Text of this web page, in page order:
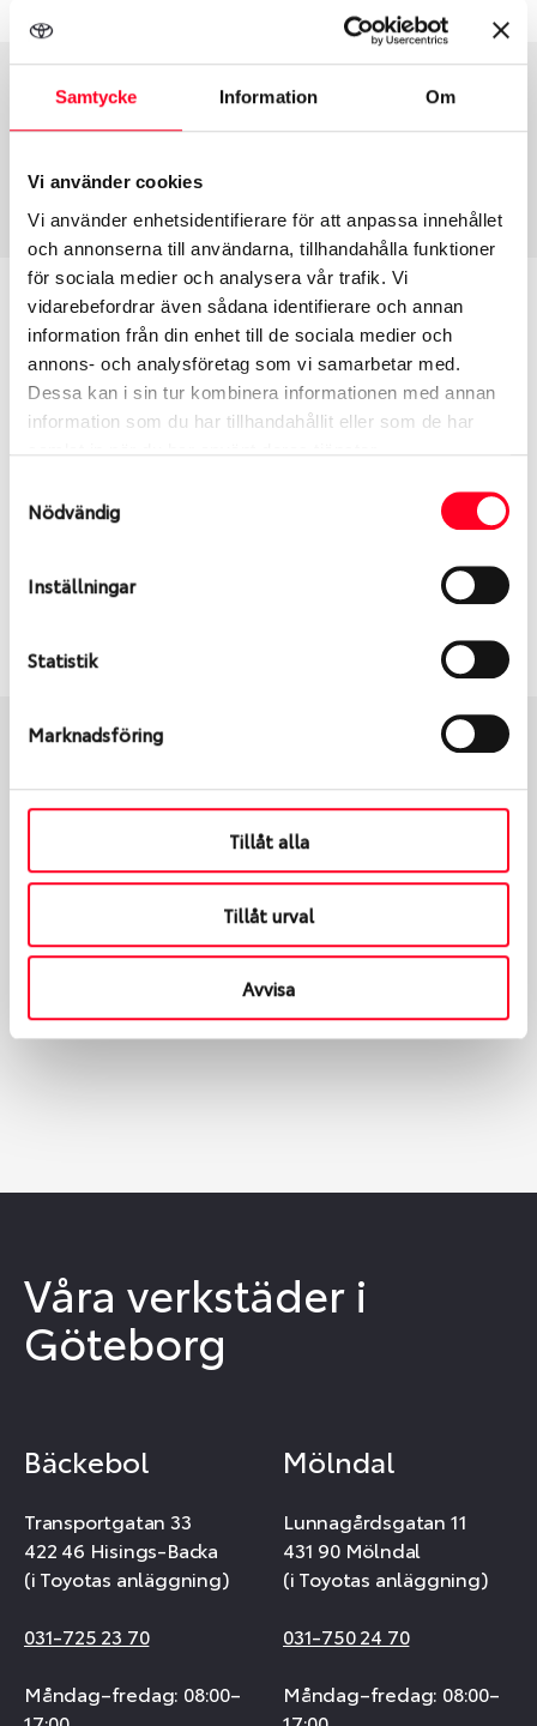
Samtycke Information Om
Vi använder cookies
Vi använder enhetsidentifierare för att anpassa innehållet
och annonserna till användarna, tillhandahålla funktioner
för sociala medier och analysera vår trafik. Vi
vidarebefordrar även sådana identifierare och annan
information från din enhet till de sociala medier och
annons- och analysföretag som vi samarbetar med.
Dessa kan i sin tur kombinera informationen med annan
information som du har tillhandahållit eller som de har
Nödvändig
Inställningar
Statistik
Marknadsföring
Tillåt alla
Tillåt urval
Avvisa
USA, 4x4 vinter 285/65 R 17 116T
Art nummer
Passar detta däck min bil?
Ange registreringsnummer för att se om det däck
du valt passar din bilmodell. Om du köper däck som
skall sättas på dina befintliga fälgar, se till att kolla
årens lopp och inte vara samma dimension som
Boka och hämta hos Däckspecialen
levereras de direkt till någon av våra däckverkstäder i
Göteborg. Välj mellan Hisingen (Bäckebol) eller
Mölndal. I beställningen anger du datum och tid för
upphämtning eller service. När vi byter dina däck ser
vi till att de uppfyller alla krav för en säker körning.
Våra verkstäder i
Göteborg
Bäckebol
Transportgatan 33
422 46 Hisings-Backa
(i Toyotas anläggning)
031-725 23 70
Måndag–fredag: 08:00–
Mölndal
Lunnagårdsgatan 11
431 90 Mölndal
(i Toyotas anläggning)
031-750 24 70
Måndag–fredag: 08:00–